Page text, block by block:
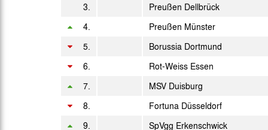
Sa. 30.05.1953
Mi. 03.06.1953
Do. 04.06.1953
So. 07.06.1953
3. Preußen Dellbrück
4. Preußen Münster
5. Borussia Dortmund
6. Rot-Weiss Essen
7. MSV Duisburg
8. Fortuna Düsseldorf
9. SpVgg Erkenschwick